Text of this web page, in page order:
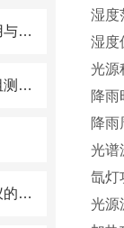
便携式电缆刺扎器：功能、应用与优势
如何安全的使用变压器直流电阻测试仪？
如何保持全自动介质损耗测试仪的测量精度
湿度
湿度
光源
降雨
降雨
光谱
氙灯
光源